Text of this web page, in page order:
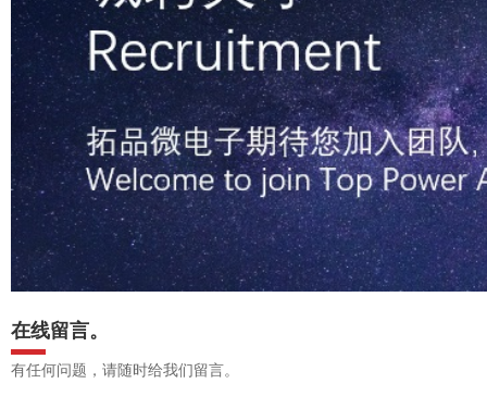
在线留言。
有任何问题，请随时给我们留言。